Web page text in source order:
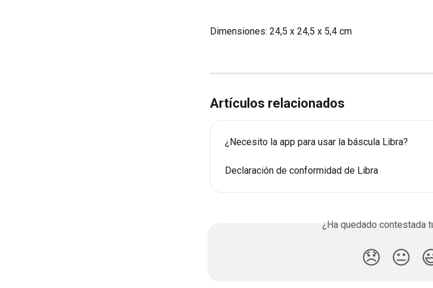
Dimensiones: 24,5 x 24,5 x 5,4 cm
Artículos relacionados
¿Necesito la app para usar la báscula Libra?
Declaración de conformidad de Libra
¿Ha quedado contestada
😞 😐